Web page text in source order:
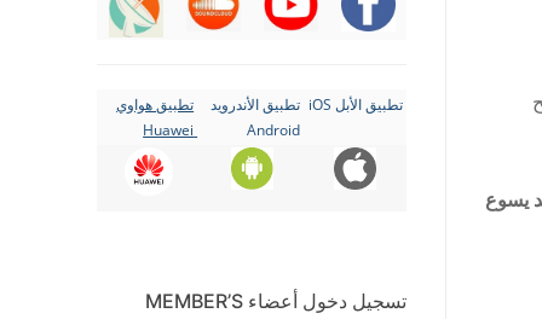
يسوع
تطبيق الأبل iOS
تطبيق الأندرويد
Android
تطبيق هواوي
تسجيل دخول أعضاء MEMBER’S